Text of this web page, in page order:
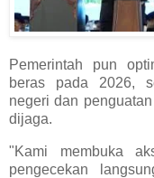
Pemerintah pun
beras pada 2026,
negeri dan
dijaga.
"Kami membuka
pengecekan